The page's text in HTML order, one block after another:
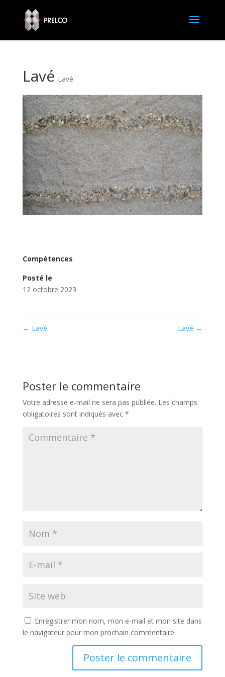
Lavé Lavé
Compétences
Posté le
12 octobre 2023
← Lavé Lavé →
Poster le commentaire
Votre adresse e-mail ne sera pas publiée. Les champs
obligatoires sont indiqués avec *
Enregistrer mon nom, mon e-mail et mon site dans
le navigateur pour mon prochain commentaire.